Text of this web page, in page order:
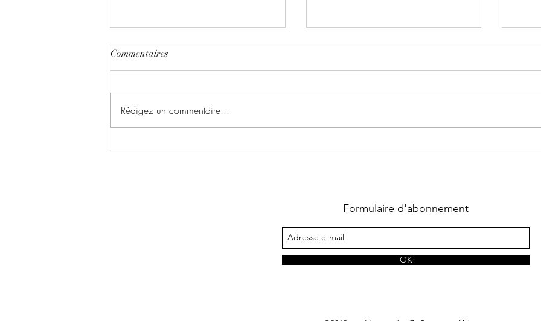
Commentaires
Rédigez un commentaire...
Formulaire d'abonnement
OK